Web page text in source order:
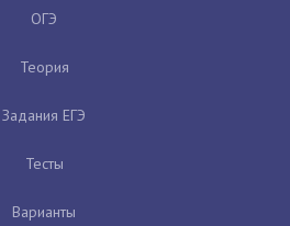
ОГЭ
Теория
Задания ЕГЭ
Тесты
Варианты